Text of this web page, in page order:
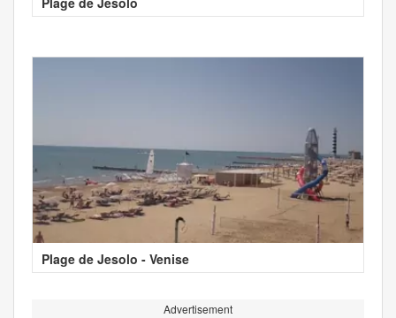
Plage de Jesolo - Venise
Advertisement